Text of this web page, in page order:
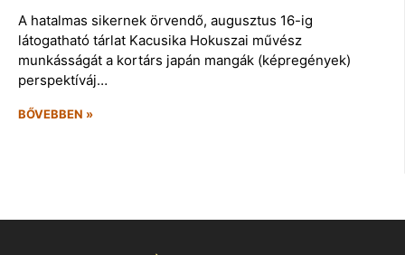
A hatalmas sikernek örvendő, augusztus 16-ig
látogatható tárlat Kacusika Hokuszai művész
munkásságát a kortárs japán mangák (képregények)
perspektíváj…
BŐVEBBEN »